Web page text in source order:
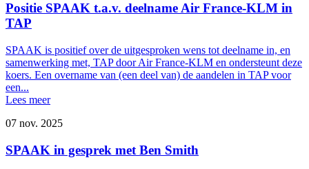
Positie SPAAK t.a.v. deelname Air France-KLM in
TAP
SPAAK is positief over de uitgesproken wens tot deelname in, en
samenwerking met, TAP door Air France-KLM en ondersteunt deze
koers. Een overname van (een deel van) de aandelen in TAP voor
een...
Lees meer
07 nov. 2025
SPAAK in gesprek met Ben Smith